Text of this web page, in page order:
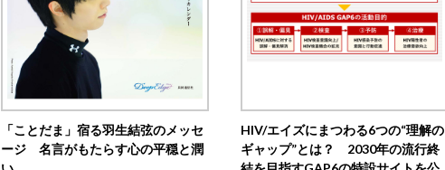
「ことだま」宿る羽生結弦のメッセ
ージ 名言がもたらす心の平穏と潤
HIV/エイズにまつわる6つの“理解の
ギャップ”とは？ 2030年の流行終